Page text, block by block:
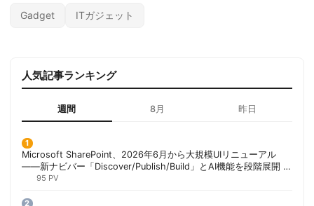
Gadget ITガジェット
人気記事ランキング
週間 8月 昨日
Microsoft SharePoint、2026年6月から大規模UIリニューアル
——新ナビバー「Discover/Publish/Build」とAI機能を段階展開 |
胡田昌彦
95 PV